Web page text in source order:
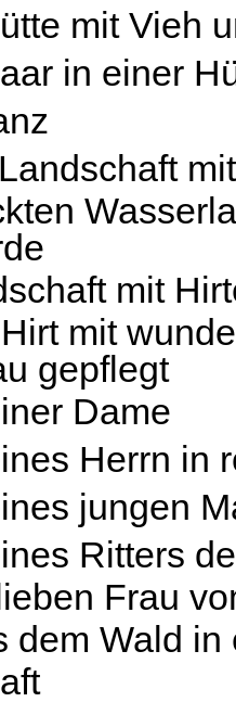
mit Vieh
in einer
mit
mit
gepflegt
Dame
Herrn in
jungen
Ritters
Frau
dem Wald